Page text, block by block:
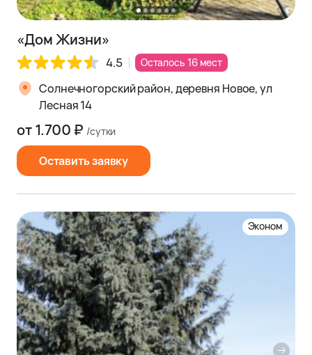
«Дом Жизни»
4.5 Осталось 16 мест
Солнечногорский район, деревня Новое, ул
Лесная 14
Оставить заявку
от 1.700 ₽ /сутки
Эконом